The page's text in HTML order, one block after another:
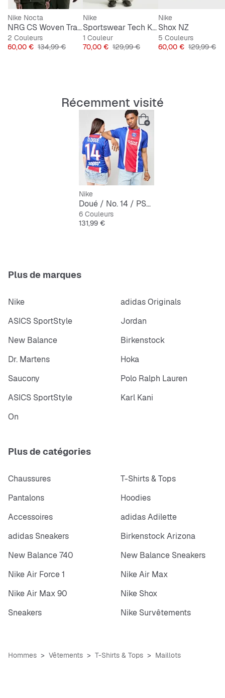
Détails du logo NIKE
Détails du logo Paris Saint-Germain
Nike Nocta
NRG CS Woven Track Jacket
2 Couleurs
Prix
60,00 € Prix original
134,99 €
Nike
Sportswear Tech Knit Utility Pants
1 Couleur
Prix
70,00 € Prix original
129,99 €
Nike
Shox NZ
5 Couleurs
Prix
60,00 € Prix original
129,99 €
Récemment visité
Nike
Doué / No. 14 / PSG Nike Home Stadium 2026/27
6 Couleurs
Prix
131,99 €
Plus de marques
Nike
adidas Originals
ASICS SportStyle
Jordan
New Balance
Birkenstock
Dr. Martens
Hoka
Saucony
Polo Ralph Lauren
ASICS SportStyle
Karl Kani
On
Plus de catégories
Chaussures
T-Shirts & Tops
Pantalons
Hoodies
Accessoires
adidas Adilette
adidas Sneakers
Birkenstock Arizona
New Balance 740
New Balance Sneakers
Nike Air Force 1
Nike Air Max
Nike Air Max 90
Nike Shox
Sneakers
Nike Survêtements
Hommes Vêtements T-Shirts & Tops Maillots